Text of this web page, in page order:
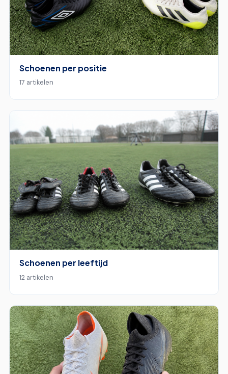
Schoenen per positie
17 artikelen
Schoenen per leeftijd
12 artikelen